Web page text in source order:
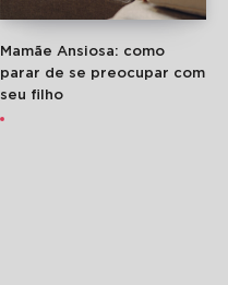
Mamãe Ansiosa: como
parar de se preocupar com
seu filho